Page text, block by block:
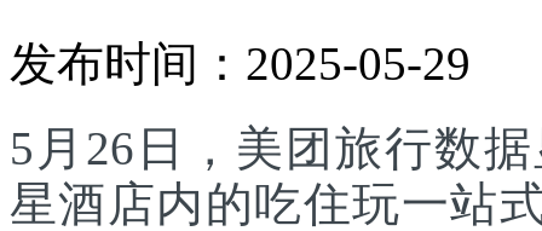
发布时间：2025-05-29
5月26日，美团旅行数
星酒店内的吃住玩一站